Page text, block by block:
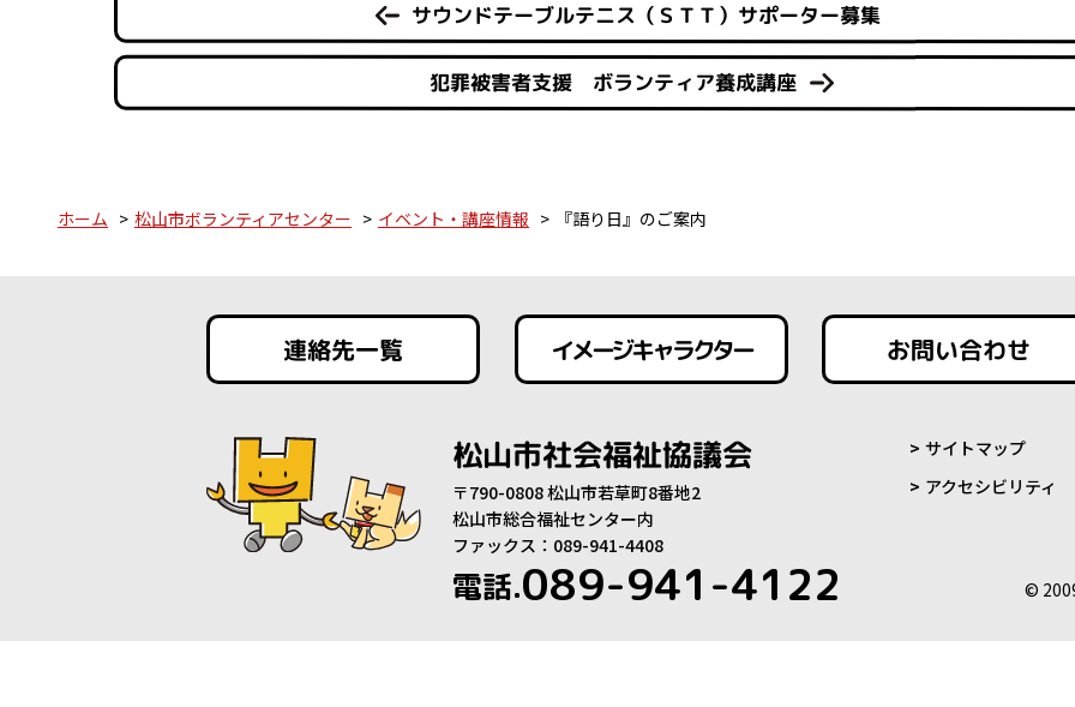
サウンドテーブルテニス（ＳＴＴ）サポーター募集
犯罪被害者支援 ボランティア養成講座
ホーム 松山市ボランティアセンター イベント・講座情報 『語り日』のご案内
連絡先一覧 イメージキャラクター お問い合わせ
松山市社会福祉協議会
〒790-0808 松山市若草町8番地2
松山市総合福祉センター内
ファックス：089-941-4408
電話.089-941-4122
サイトマップ
アクセシビリティ
©